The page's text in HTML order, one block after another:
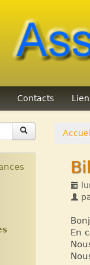
Contacts
Accueil
En